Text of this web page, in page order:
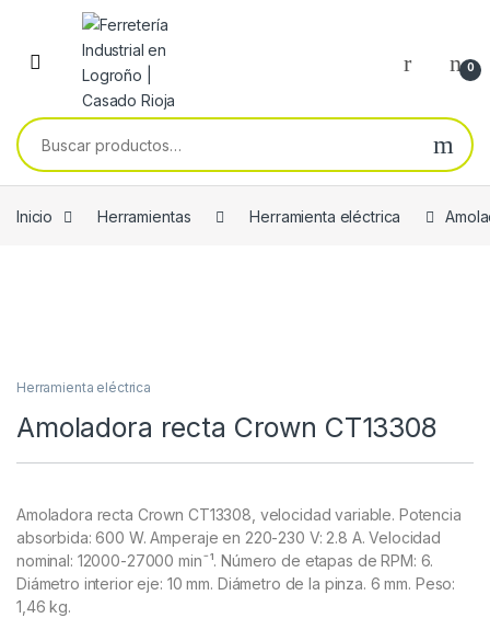
Skip to navigation
Skip to content
0
Buscar por:
Inicio Herramientas Herramienta eléctrica
Herramienta eléctrica
Amoladora recta Crown CT13308
Amoladora recta Crown CT13308, velocidad variable. Potencia
absorbida: 600 W. Amperaje en 220-230 V: 2.8 A. Velocidad
nominal: 12000-27000 minˉ¹. Número de etapas de RPM: 6.
Diámetro interior eje: 10 mm. Diámetro de la pinza. 6 mm. Peso:
1,46 kg.